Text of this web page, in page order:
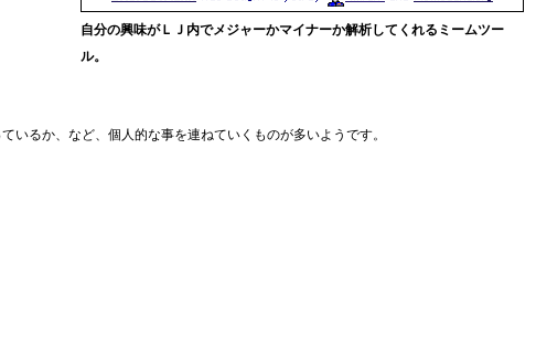
自分の興味がＬＪ内でメジャーかマイナーか解析してくれるミームツー
ル。
るか、など、個人的な事を連ねていくものが多いようです。